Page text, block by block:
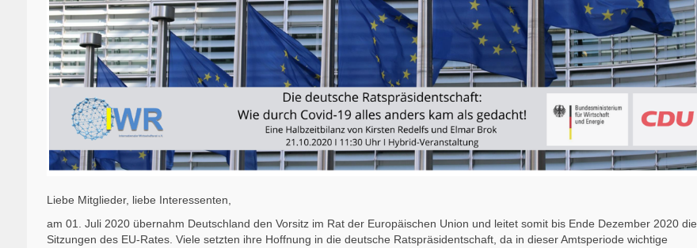
Liebe Mitglieder, liebe Interessenten,
am 01. Juli 2020 übernahm Deutschland den Vorsitz im Rat der Europäischen Union und leitet somit bis Ende Dezember 2020 die
Sitzungen des EU-Rates. Viele setzten ihre Hoffnung in die deutsche Ratspräsidentschaft, da in dieser Amtsperiode wichtige